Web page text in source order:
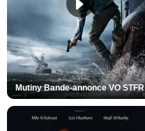
Mutiny Bande-annonce VO STFR